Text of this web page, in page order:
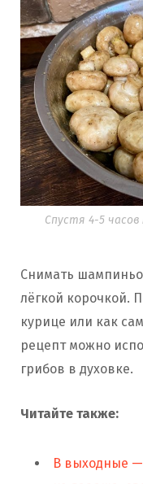
Спустя 4-5
Снимать
лёгкой корочкой.
курице или как
рецепт можно
грибов в духовке.
Читайте также:
В выходные